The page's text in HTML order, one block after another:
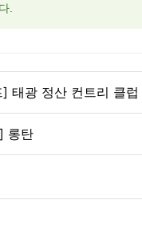
.
태광 정산 컨트리 클럽
롱탄